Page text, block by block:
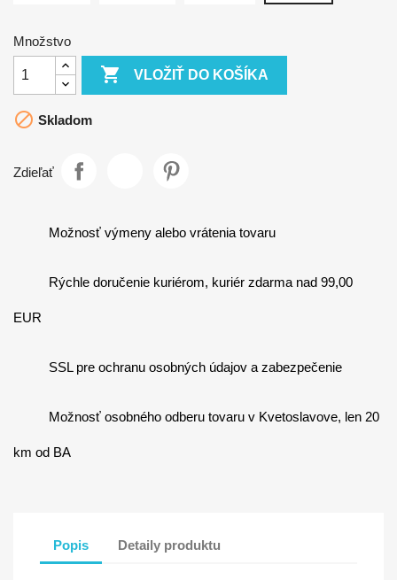
Množstvo
 VLOŽIŤ DO KOŠÍKA
 Skladom
Zdieľať
Možnosť výmeny alebo vrátenia tovaru
Rýchle doručenie kuriérom, kuriér zdarma nad 99,00
EUR
SSL pre ochranu osobných údajov a zabezpečenie
Možnosť osobného odberu tovaru v Kvetoslavove, len 20
km od BA
Popis Detaily produktu